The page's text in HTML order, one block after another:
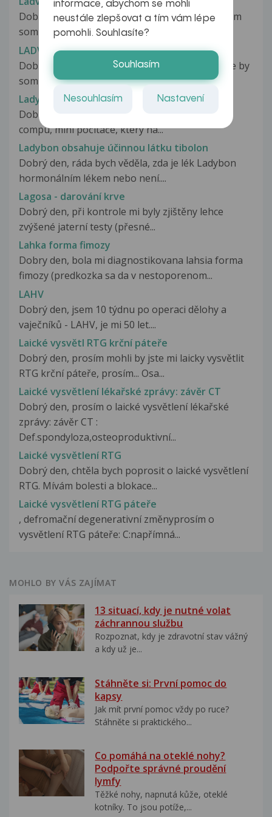
Dobry den,chcela by som sa spytat,pred týzdnom
som bola u Dr stym ze ma boli...
LADVINY
Dobrý deň dakujem vam znovu za odpoved este by
som vas chcela poprosit o vysvetlenie...
Lady Comp
Dobrý den, jaký máte názor na používání Lady
compu, mini počítače, který na...
Ladybon obsahuje účinnou látku tibolon
Dobrý den, ráda bych věděla, zda je lék Ladybon
hormonálním lékem nebo není....
Lagosa - darování krve
Dobrý den, při kontrole mi byly zjištěny lehce
zvýšené jaterní testy (přesné...
Lahka forma fimozy
Dobry den, bola mi diagnostikovana lahsia forma
fimozy (predkozka sa da v nestoporenom...
LAHV
Dobrý den, jsem 10 týdnu po operaci dělohy a
vaječníků - LAHV, je mi 50 let....
Laické vysvětl RTG krční páteře
Dobrý den, prosím mohli by jste mi laicky vysvětlit
RTG krční páteře, prosím... Osa...
Laické vysvětlení lékařské zprávy: závěr CT
Dobrý den, prosím o laické vysvětlení lékařské
zprávy: závěr CT :
Def.spondyloza,osteoproduktivní...
Laické vysvětlení RTG
Dobrý den, chtěla bych poprosit o laické vysvětlení
RTG. Mívám bolesti a blokace...
Laické vysvětlení RTG páteře
, defromační degenerativní změnyprosím o
vysvětlení RTG páteře: C:napřímná...
MOHLO BY VÁS ZAJÍMAT
13 situací, kdy je nutné volat
záchrannou službu
Rozpoznat, kdy je zdravotní stav vážný
a kdy už je...
Stáhněte si: První pomoc do
kapsy
Jak mít první pomoc vždy po ruce?
Stáhněte si praktického...
Co pomáhá na oteklé nohy?
Podpořte správné proudění
lymfy
Těžké nohy, napnutá kůže, oteklé
kotníky. To jsou potíže,...
informace, abychom se mohli
neustále zlepšovat a tím vám lépe
pomohli. Souhlasíte?
Souhlasím
Nesouhlasím Nastavení